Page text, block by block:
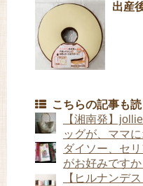
出産
こちらの記事も
【湘南発】
ッグが、ママ
ダイソー、セ
がお好みですか
【ヒルナンデ